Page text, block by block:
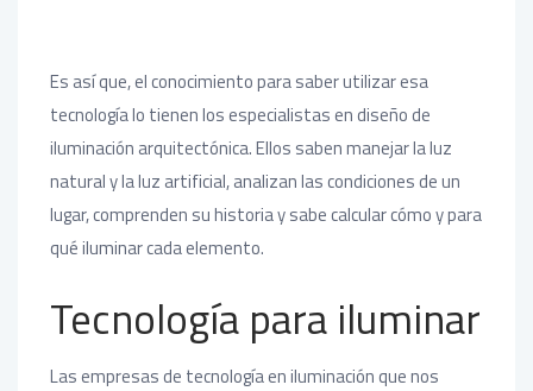
Es así que, el conocimiento para saber utilizar esa
tecnología lo tienen los especialistas en diseño de
iluminación arquitectónica. Ellos saben manejar la luz
natural y la luz artificial, analizan las condiciones de un
lugar, comprenden su historia y sabe calcular cómo y para
qué iluminar cada elemento.
Tecnología para iluminar
Las empresas de tecnología en iluminación que nos